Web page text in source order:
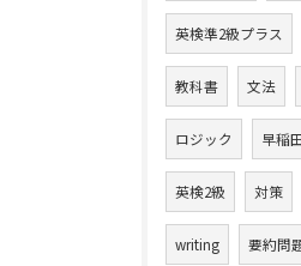
英検準2級プラス
教科書 文法
ロジック 早稲
英検2級 対策
writing 要約問